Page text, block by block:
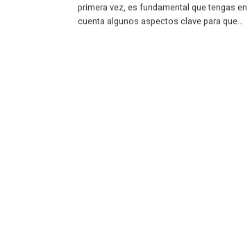
primera vez, es fundamental que tengas en
cuenta algunos aspectos clave para que…